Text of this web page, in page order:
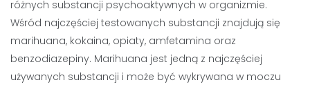
różnych substancji psychoaktywnych w organizmie.
Wśród najczęściej testowanych substancji znajdują się
marihuana, kokaina, opiaty, amfetamina oraz
benzodiazepiny. Marihuana jest jedną z najczęściej
używanych substancji i może być wykrywana w moczu